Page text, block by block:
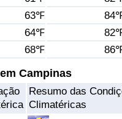
63℉
64℉
68℉
Campinas
Resumo das
Climatéricas
(Atual)
por País